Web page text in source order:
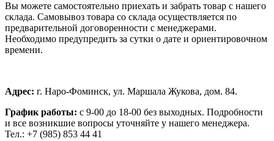
Вы можете самостоятельно приехать и забрать товар с нашего
склада. Самовывоз товара со склада осуществляется по
предварительной договоренности с менеджерами.
Необходимо предупредить за сутки о дате и ориентировочном
времени.
Адрес: г. Наро-Фоминск, ул. Маршала Жукова, дом. 84.
График работы: с 9-00 до 18-00 без выходных. Подробности
и все возникшие вопросы уточняйте у нашего менеджера.
Тел.: +7 (985) 853 44 41